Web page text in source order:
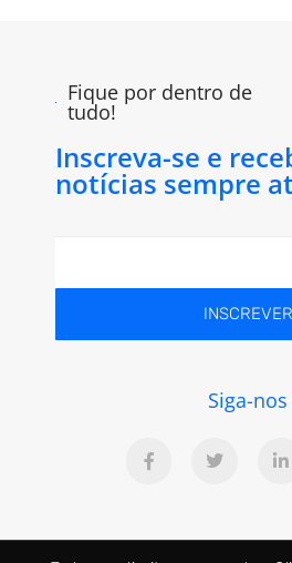
Fique por dentro de
tudo!
Inscreva-se e
notícias sempre
INSCREVER
Siga-nos